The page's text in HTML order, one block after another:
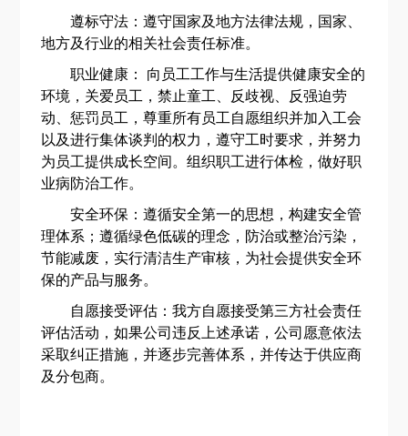
遵标守法 ：遵守国家及地方法律法规，国家、
地方及行业的相关社会责任标准。
职业健康 ：
向员工工作与生活提供健康安全的
环境，关爱员工，禁止童工、反歧视、反强迫劳
动、惩罚员工，尊重所有员工自愿组织并加入工会
以及进行集体谈判的权力，遵守工时要求，并努力
为员工提供成长空间。组织职工进行体检，做好职
业病防治工作。
安全环保 ：遵循安全第一的思想，构建安全管
理体系；遵循绿色低碳的理念，防治或整治污染，
节能减废，实行清洁生产审核，为社会提供安全环
保的产品与服务。
自愿接受评估 ：我方自愿接受第三方社会责任
评估活动，如果公司违反上述承诺，公司 愿意依法
采取纠正措施，并逐步完善体系，并传达于供应商
及分包商。